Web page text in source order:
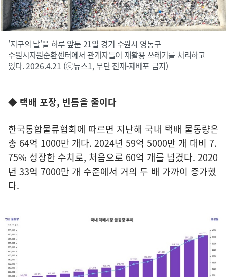
'지구의 날'을 하루 앞둔 21일 경기 수원시 영통구
수원시자원순환센터에서 관계자들이 재활용 쓰레기를 처리하고
있다. 2026.4.21 (ⓒ뉴스1, 무단 전재-재배포 금지)
◆ 택배 포장, 빈틈을 줄이다
한국통합물류협회에 따르면 지난해 국내 택배 물동량은
총 64억 1000만 개다. 2024년 59억 5000만 개 대비 7.
75% 성장한 수치로, 처음으로 60억 개를 넘겼다. 2020
년 33억 7000만 개 수준에서 거의 두 배 가까이 증가했
다.